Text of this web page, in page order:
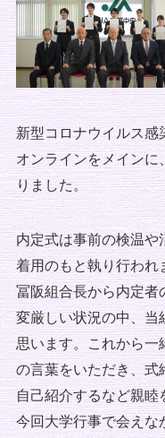
新型コロナウイルス感
オンラインをメインに
りました。
内定式は事前の検温
着用のもと執り行われ
冨阪組合長から内定者
変厳しい状況の中、当
思います。これから一
の言葉をいただき、式
自己紹介するなど親睦
今回大学行事で会えな